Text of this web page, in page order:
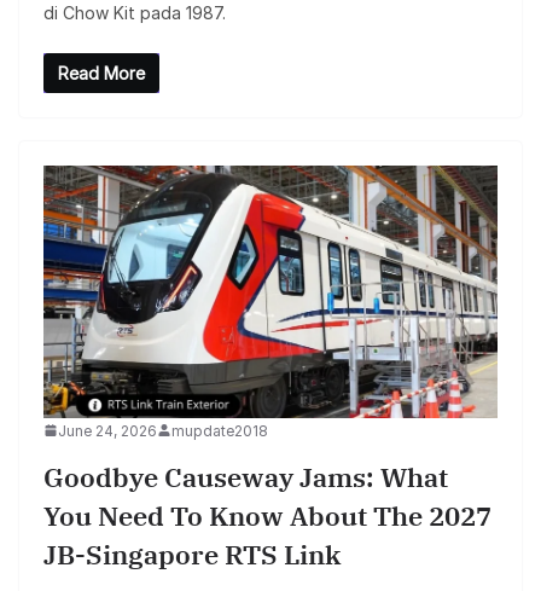
di Chow Kit pada 1987.
Read More
June 24, 2026 mupdate2018
Goodbye Causeway Jams: What
You Need To Know About The 2027
JB-Singapore RTS Link